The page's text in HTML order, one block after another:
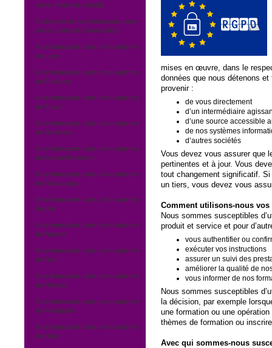
notre centre de Gentilly
Calendrier de nos formations dans
notre centre de Gennevilliers
Nos formations dans notre antenne
de Lyon
Nos formations dans notre antenne
de Toulouse
Nos formations dans notre antenne
de Tours
Nos formations dans notre antenne
de Bordeaux
Nos formations dans notre antenne
de Aix-en-Provence
Nos formations dans notre antenne
de Strasbourg
Nos formations dans notre antenne
de Lille
Nos formations dans notre antenne
de Nantes
Nos formations dans notre antenne
de Nice
Nos formations dans notre antenne
de Rennes
Nos formations dans notre antenne
de Montpellier
Nos formations dans notre antenne
de Dijon
mises en œuvre, dans le
données que nous détenons
provenir :
de vous directement
d’un intermédiaire
d’une source accessible
de nos systèmes
d’autres sociétés
Vous devez vous assurer que
pertinentes et à jour. Vous
tout changement significatif.
un tiers, vous devez vous
Comment utilisons-nous vos
Nous sommes susceptibles
produit et service et pour
vous authentifier ou
exécuter vos instructions
assurer un suivi des
améliorer la qualité de
vous informer de nos
Nous sommes susceptibles
la décision, par exemple
une formation ou une
thèmes de formation ou
Avec qui sommes-nous